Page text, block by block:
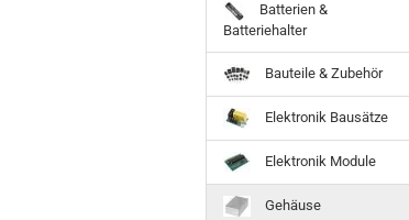
Rest- &
Sonderposten Bausätze
Sonderposten KFZ
Sonderposten LED
Sonderposten Module
Sonderposten
Batterien &
Batteriehalter
Bauteile & Zubehör
Elektronik Bausätze
Elektronik Module
Gehäuse